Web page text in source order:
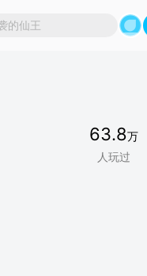
63.8万
人玩过